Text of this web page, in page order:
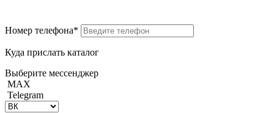
Номер телефона*
Куда прислать каталог
Выберите мессенджер
MAX
Telegram